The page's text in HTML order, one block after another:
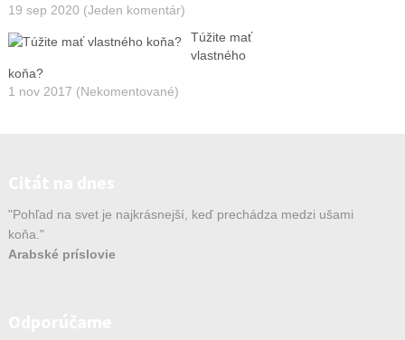
19 sep 2020 (Jeden komentár)
Túžite mať
vlastného
koňa?
1 nov 2017 (Nekomentované)
"Pohľad na svet je najkrásnejší, keď prechádza medzi ušami
koňa."
Arabské príslovie